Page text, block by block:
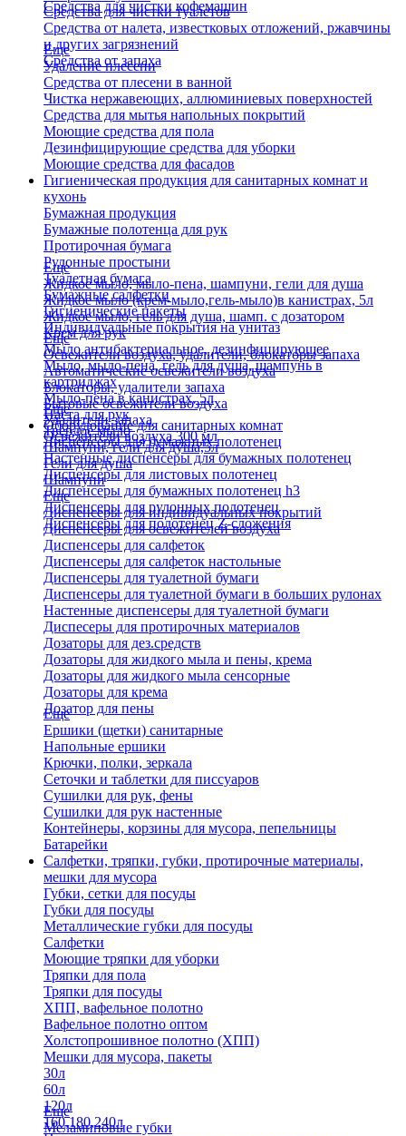
Средства для чистки кофемашин
Средства для чистки туалетов
Средства от налета, известковых отложений, ржавчины
и других загрязнений
Средства от запаха
Еще
Удаление плесени
Средства от плесени в ванной
Чистка нержавеющих, аллюминиевых поверхностей
Средства для мытья напольных покрытий
Моющие средства для пола
Дезинфицирующие средства для уборки
Моющие средства для фасадов
Гигиеническая продукция для санитарных комнат и
кухонь
Бумажная продукция
Бумажные полотенца для рук
Протирочная бумага
Рулонные простыни
Туалетная бумага
Бумажные салфетки
Гигиенические пакеты
Индивидуальные покрытия на унитаз
Еще
Жидкое мыло, мыло-пена, шампуни, гели для душа
Жидкое мыло (крем-мыло,гель-мыло)в канистрах, 5л
Жидкое мыло, гель для душа, шамп. с дозатором
Крем для рук
Мыло антибактериальное, дезинфицирующее
Мыло, мыло-пена, гель для душа, шампунь в
картриджах
Мыло-пена в канистрах, 5л
Паста для рук
Твердое мыло
Шампуни, гели для душа,5л
Гели для душа
Шампуни
Еще
Освежители воздуха, удалители, блокаторы запаха
Автоматические освежители воздуха
Блокаторы, удалители запаха
Бытовые освежители воздуха
Удалители запаха
Освежители воздуха 300 мл
Еще
Оборудование для санитарных комнат
Диспенсеры для бумажных полотенец
Настенные диспенсеры для бумажных полотенец
Диспенсеры для листовых полотенец
Диспенсеры для бумажных полотенец h3
Диспенсеры для рулонных полотенец
Диспенсеры для полотенец Z-сложения
Еще
Диспенсеры для индивидуальных покрытий
Диспенсеры для освежителей воздуха
Диспенсеры для салфеток
Диспенсеры для салфеток настольные
Диспенсеры для туалетной бумаги
Диспенсеры для туалетной бумаги в больших рулонах
Настенные диспенсеры для туалетной бумаги
Диспесеры для протирочных материалов
Дозаторы для дез.средств
Дозаторы для жидкого мыла и пены, крема
Дозаторы для жидкого мыла сенсорные
Дозаторы для крема
Дозатор для пены
Еще
Ершики (щетки) санитарные
Напольные ершики
Крючки, полки, зеркала
Сеточки и таблетки для писсуаров
Сушилки для рук, фены
Сушилки для рук настенные
Контейнеры, корзины для мусора, пепельницы
Батарейки
Салфетки, тряпки, губки, протирочные материалы,
мешки для мусора
Губки, сетки для посуды
Губки для посуды
Металлические губки для посуды
Салфетки
Моющие тряпки для уборки
Тряпки для пола
Тряпки для посуды
ХПП, вафельное полотно
Вафельное полотно оптом
Холстопрошивное полотно (ХПП)
Мешки для мусора, пакеты
30л
60л
120л
160,180,240л
Еще
Меламиновые губки